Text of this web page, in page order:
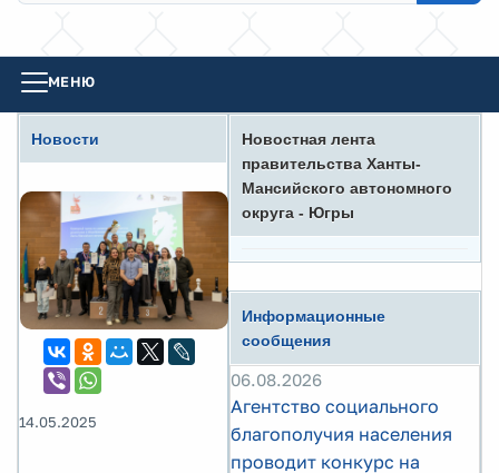
МЕНЮ
Новости
14.05.2025
Новостная лента
правительства Ханты-
Мансийского автономного
округа - Югры
Информационные
сообщения
06.08.2026
Агентство социального
благополучия населения
проводит конкурс на